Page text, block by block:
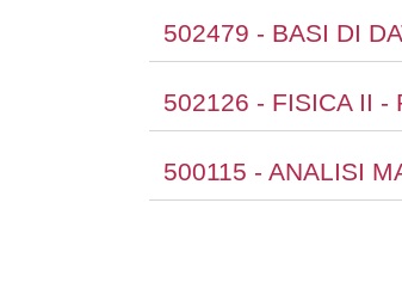
502479 - BASI DI
502126 - FISICA II -
500115 - ANALISI